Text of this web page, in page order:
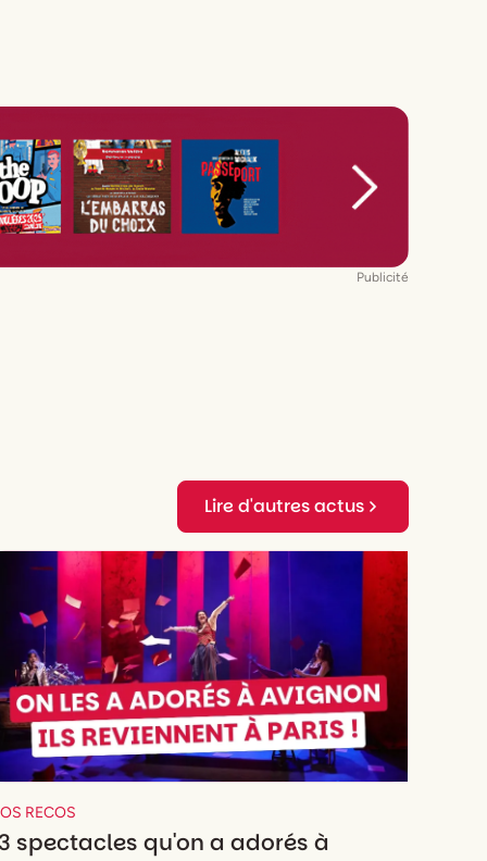
Publicité
Lire d'autres actus
RECOS
spectacles qu'on a adorés à